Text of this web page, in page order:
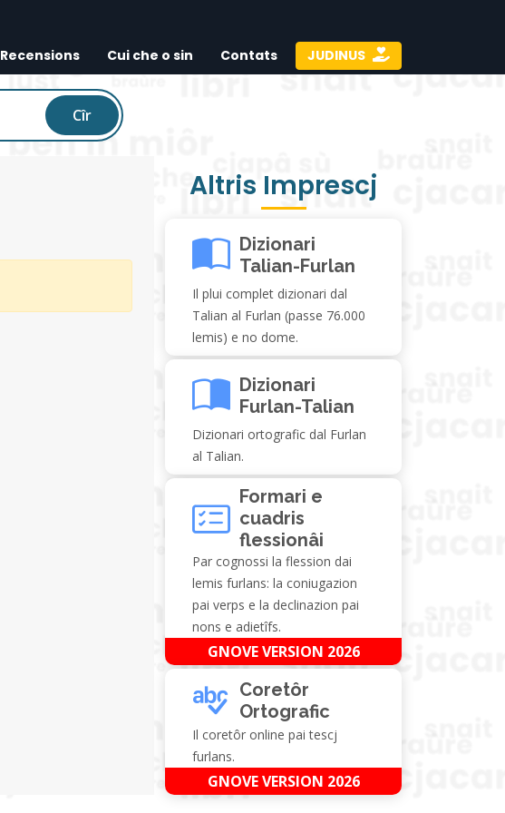
Recensions Cui che o sin Contats JUDINUS
Cîr
Altris Imprescj
Dizionari
Talian-Furlan
Il plui complet dizionari dal
Talian al Furlan (passe 76.000
lemis) e no dome.
Dizionari
Furlan-Talian
Dizionari ortografic dal Furlan
al Talian.
Formari e
cuadris
flessionâi
Par cognossi la flession dai
lemis furlans: la coniugazion
pai verps e la declinazion pai
nons e adietîfs.
GNOVE VERSION 2026
Coretôr
Ortografic
Il coretôr online pai tescj
furlans.
GNOVE VERSION 2026